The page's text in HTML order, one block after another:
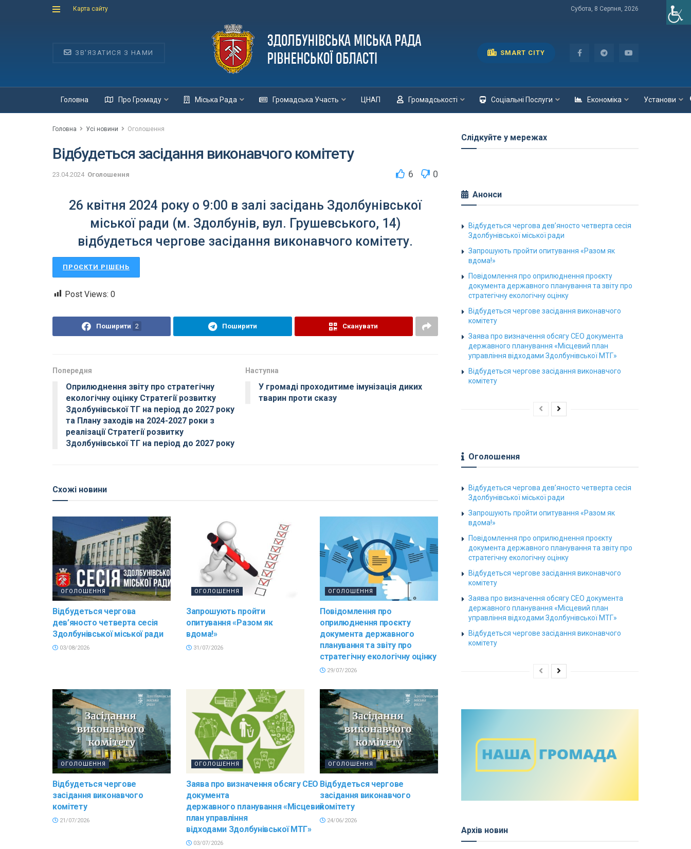
Карта сайту Субота, 8 Серпня, 2026
ЗВ'ЯЗАТИСЯ З НАМИ SMART CITY
Головна Про Громаду Міська Рада Громадська Участь ЦНАП Громадськості Соціальні Послуги Економіка Установи
Головна Усі новини Оголошення
Відбудеться засідання виконавчого комітету
23.04.2024 Оголошення 6 0
26 квітня 2024 року о 9:00 в залі засідань Здолбунівської
міської ради (м. Здолбунів, вул. Грушевського, 14)
відбудеться чергове засідання виконавчого комітету.
ПРОЄКТИ РІШЕНЬ
Post Views: 0
Поширити 2 Поширити Сканувати
Попередня
Оприлюднення звіту про стратегічну
екологічну оцінку Стратегії розвитку
Здолбунівської ТГ на період до 2027 року
та Плану заходів на 2024-2027 роки з
реалізації Стратегії розвитку
Здолбунівської ТГ на період до 2027 року
Наступна
У громаді проходитиме імунізація диких
тварин проти сказу
Схожі новини
ОГОЛОШЕННЯ
Відбудеться чергова
дев’яносто четверта сесія
Здолбунівської міської ради
03/08/2026
ОГОЛОШЕННЯ
Запрошують пройти
опитування «Разом як
вдома!»
31/07/2026
ОГОЛОШЕННЯ
Повідомлення про
оприлюднення проєкту
документа державного
планування та звіту про
стратегічну екологічну оцінку
29/07/2026
ОГОЛОШЕННЯ
Відбудеться чергове
засідання виконавчого
комітету
21/07/2026
ОГОЛОШЕННЯ
Заява про визначення обсягу СЕО
документа
державного планування «Місцевий
план управління
відходами Здолбунівської МТГ»
03/07/2026
ОГОЛОШЕННЯ
Відбудеться чергове
засідання виконавчого
комітету
24/06/2026
Слідкуйте у мережах
Анонси
Відбудеться чергова дев’яносто четверта сесія
Здолбунівської міської ради
Запрошують пройти опитування «Разом як
вдома!»
Повідомлення про оприлюднення проєкту
документа державного планування та звіту про
стратегічну екологічну оцінку
Відбудеться чергове засідання виконавчого
комітету
Заява про визначення обсягу СЕО документа
державного планування «Місцевий план
управління відходами Здолбунівської МТГ»
Відбудеться чергове засідання виконавчого
комітету
Оголошення
Відбудеться чергова дев’яносто четверта сесія
Здолбунівської міської ради
Запрошують пройти опитування «Разом як
вдома!»
Повідомлення про оприлюднення проєкту
документа державного планування та звіту про
стратегічну екологічну оцінку
Відбудеться чергове засідання виконавчого
комітету
Заява про визначення обсягу СЕО документа
державного планування «Місцевий план
управління відходами Здолбунівської МТГ»
Відбудеться чергове засідання виконавчого
комітету
Архів новин